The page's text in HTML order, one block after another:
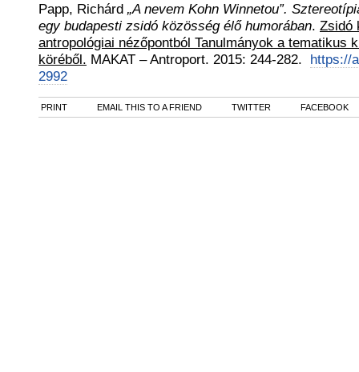
Papp, Richárd „A nevem Kohn Winnetou”.
egy budapesti zsidó közösség élő humorában. Zsidó
antropológiai nézőpontból Tanulmányok a tematikus
köréből. MAKAT – Antroport. 2015: 244-282. https://
2992
PRINT EMAIL THIS TO A FRIEND TWITTER FACEBOOK